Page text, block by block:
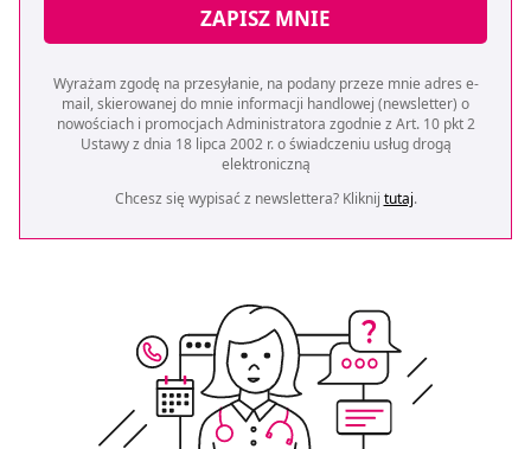
ZAPISZ MNIE
Wyrażam zgodę na przesyłanie, na podany przeze mnie adres e-
mail, skierowanej do mnie informacji handlowej (newsletter) o
nowościach i promocjach Administratora zgodnie z Art. 10 pkt 2
Ustawy z dnia 18 lipca 2002 r. o świadczeniu usług drogą
elektroniczną
Chcesz się wypisać z newslettera? Kliknij tutaj.